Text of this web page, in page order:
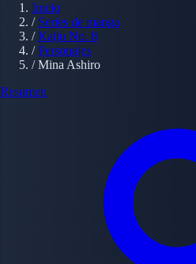
Inicio
/ Series de manga
/ Kaiju No. 8
/ Personajes
/ Mina Ashiro
Resumen